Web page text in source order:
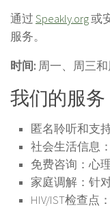
通过Speakly.org或
服务。
时间: 周一、周三和
我们的服务
匿名聆听和支
社会生活信息
免费咨询：心
家庭调解：针
HIV/IST检查点